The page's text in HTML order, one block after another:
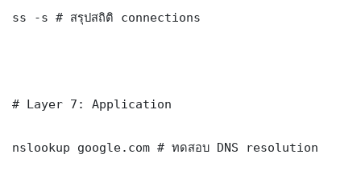
ss -s # สรุปสถิติ connections
# Layer 7: Application
nslookup google.com # ทดสอบ DNS resolution